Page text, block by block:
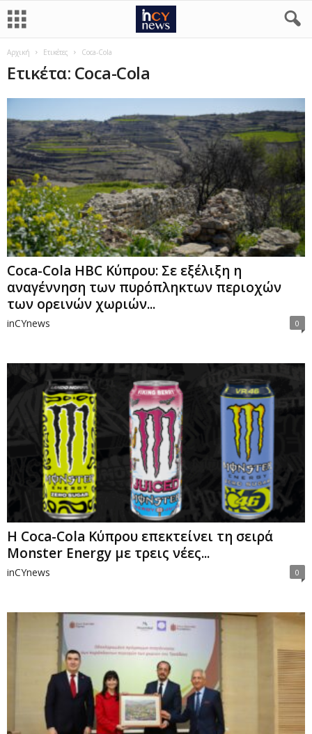
Αρχική Ετικέτες Coca-Cola
Ετικέτα: Coca-Cola
Coca-Cola HBC Κύπρου: Σε εξέλιξη η
αναγέννηση των πυρόπληκτων περιοχών
των ορεινών χωριών...
inCYnews 0
H Coca-Cola Κύπρου επεκτείνει τη σειρά
Monster Energy με τρεις νέες...
inCYnews 0